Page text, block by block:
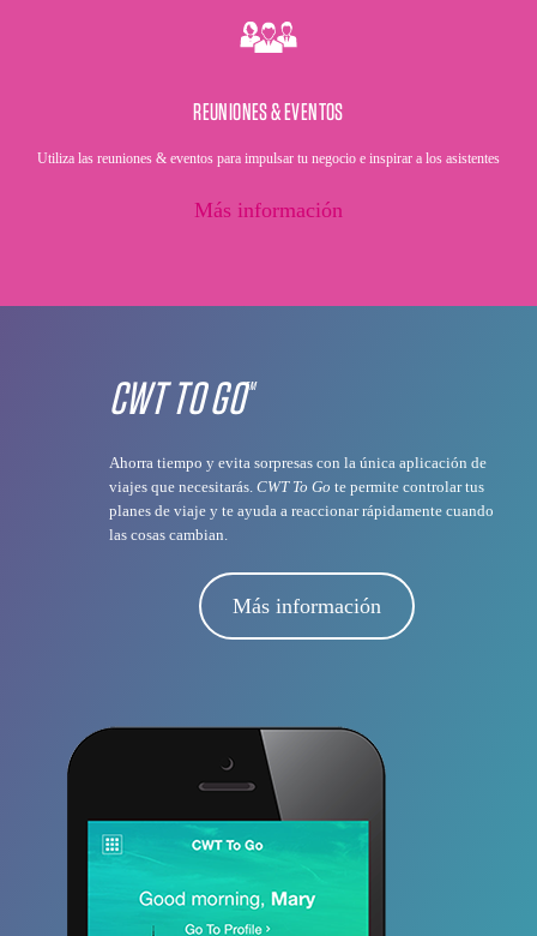
REUNIONES & EVENTOS
Utiliza las reuniones & eventos para impulsar tu negocio e inspirar a los asistentes
Más información
CWT TO GOTM
Ahorra tiempo y evita sorpresas con la única aplicación de
viajes que necesitarás. CWT To Go te permite controlar tus
planes de viaje y te ayuda a reaccionar rápidamente cuando
las cosas cambian.
Más información